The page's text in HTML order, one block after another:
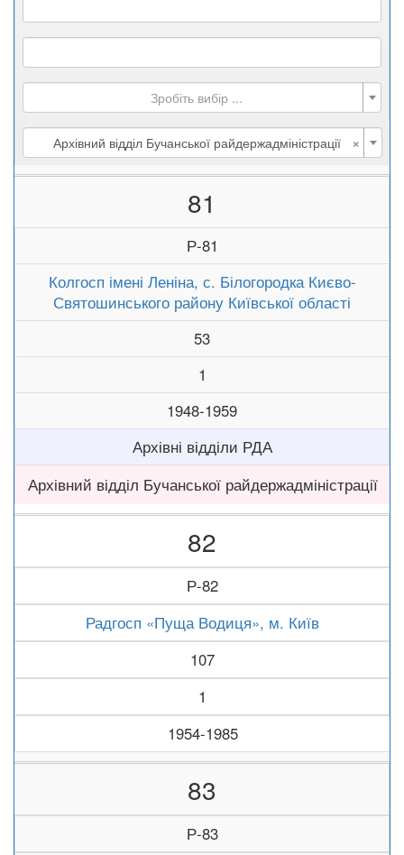
Зробіть вибір ...
×
Архівний відділ Бучанської райдержадміністрації
81
Р-81
Колгосп імені Леніна, с. Білогородка Києво-
Святошинського району Київської області
53
1
1948-1959
Архівні відділи РДА
Архівний відділ Бучанської райдержадміністрації
82
Р-82
Радгосп «Пуща Водиця», м. Київ
107
1
1954-1985
83
Р-83